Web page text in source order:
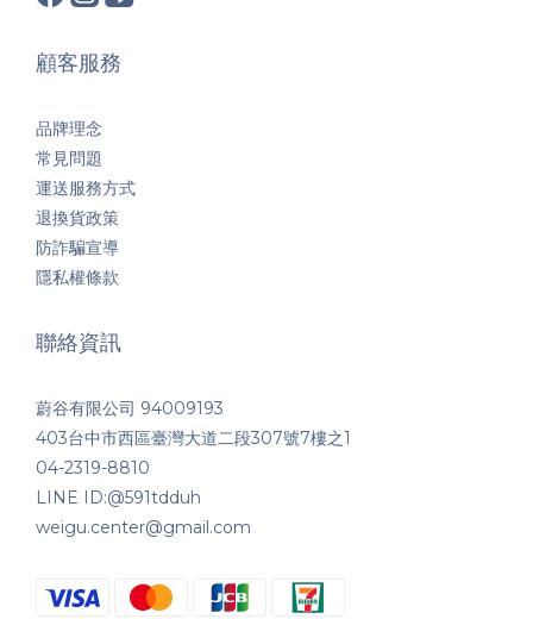
顧客服務
品牌理念
常見問題
運送服務方式
退換貨政策
防詐騙宣導
隱私權條款
聯絡資訊
蔚谷有限公司 94009193
403台中市西區臺灣大道二段307號7樓之1
04-2319-8810
LINE ID:@591tdduh
weigu.center@gmail.com